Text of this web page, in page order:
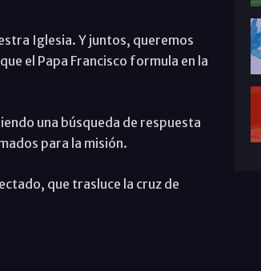
Iglesia. Y juntos, queremos
el Papa Francisco formula en la
una búsqueda de respuesta
para la misión.
que trasluce la cruz de